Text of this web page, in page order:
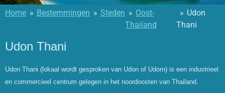
Home » Bestemmingen » Steden » Oost-
Thailand
» Udon
Thani
Udon Thani
Udon Thani (lokaal wordt gesproken van Udon of Udorn) is een industrieel
en commercieel centrum gelegen in het noordoosten van Thailand.